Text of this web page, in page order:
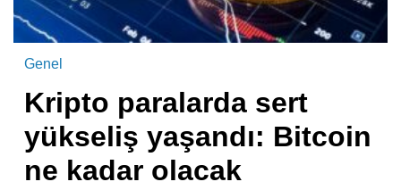
Genel
Kripto paralarda sert
yükseliş yaşandı: Bitcoin
ne kadar olacak